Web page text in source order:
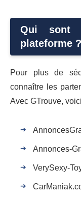
Qui sont
plateforme ?
Pour plus de
connaître les
Avec GTrouve,
Annonces-
VerySexy-